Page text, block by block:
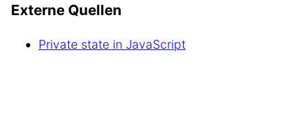
Externe Quellen
Private state in JavaScript